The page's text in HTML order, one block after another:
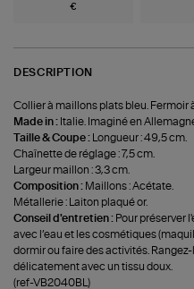
€
DESCRIPTION
Collier à maillons plats bleu. Fermoir
Made in : Italie. Imaginé en
Taille & Coupe :
Longueur : 49,5 cm.
Chaînette de réglage : 7,5 cm.
Largeur maillon : 3,3 cm.
Composition : Maillons : Acétate.
Métallerie : Laiton plaqué or.
Conseil d'entretien : Pour préserver
avec l’eau et les cosmétiques
dormir ou faire des activités.
délicatement avec un tissu doux.
(ref-VB2040BL)